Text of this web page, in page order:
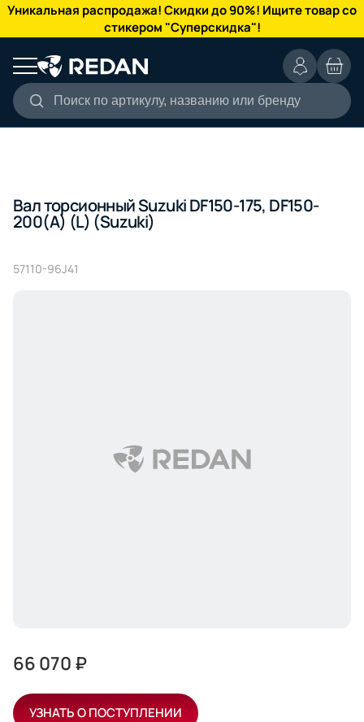
Уникальная распродажа! Скидки до 90%! Ищите товар со
стикером "Суперскидка"!
Поиск по артикулу, названию или бренду
КАТАЛОГ
Вал торсионный Suzuki DF150-175, DF150-
200(A) (L) (Suzuki)
57110-96J41
66 070 ₽
УЗНАТЬ О ПОСТУПЛЕНИИ